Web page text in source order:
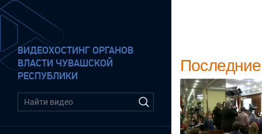
ВИДЕОХОСТИНГ ОРГАНОВ
ВЛАСТИ ЧУВАШСКОЙ
РЕСПУБЛИКИ